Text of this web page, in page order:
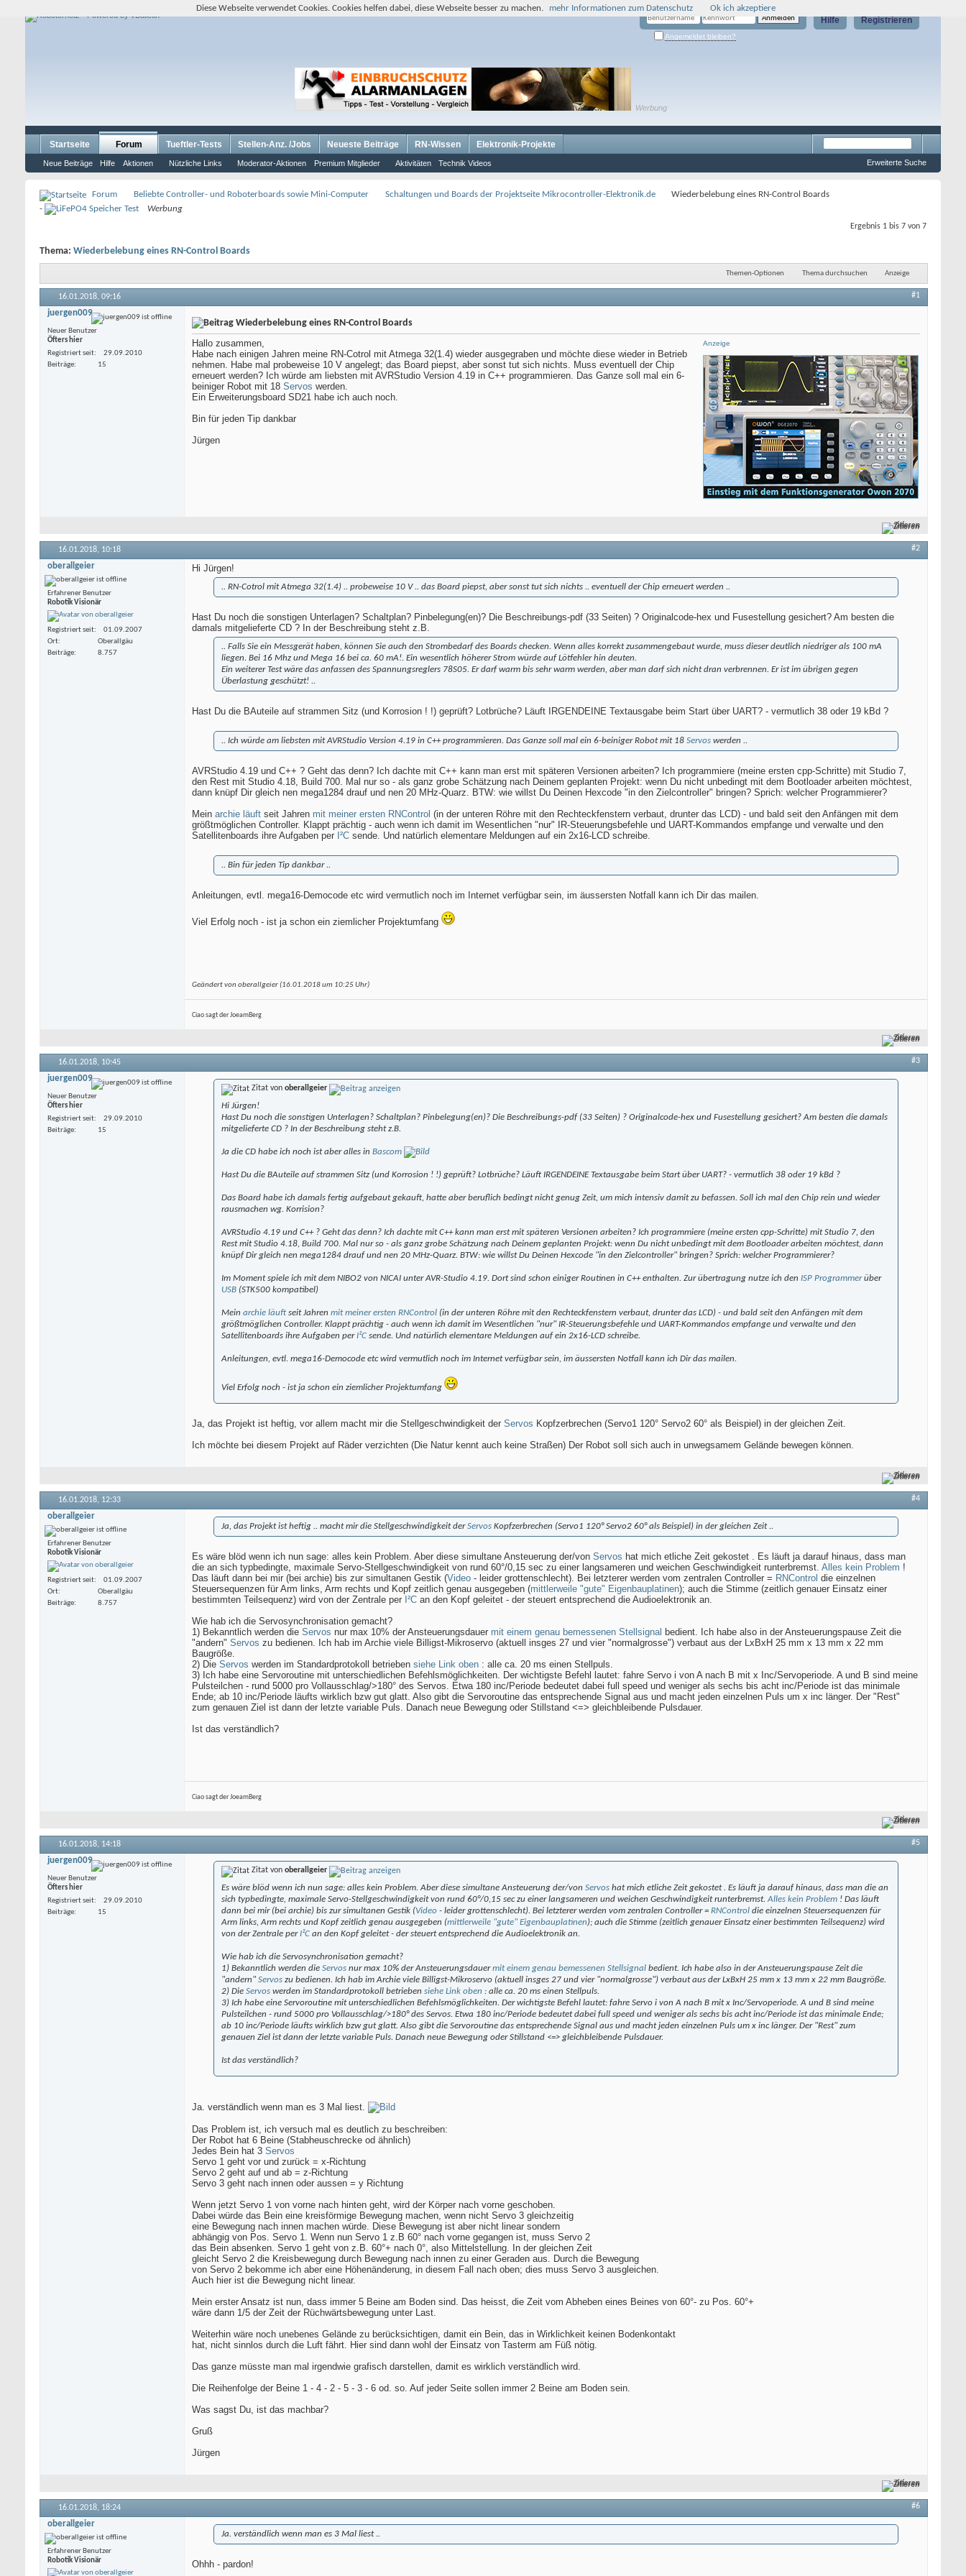
Registrieren
Hilfe
Angemeldet bleiben?
Werbung
Startseite Forum
Neue Beiträge Hilfe Aktionen Nützliche Links Moderator-Aktionen Premium Mitglieder Aktivitäten Technik Videos
Tueftler-Tests Stellen-Anz. /Jobs Neueste Beiträge RN-Wissen Elektronik-Projekte
Erweiterte Suche
Forum Beliebte Controller- und Roboterboards sowie Mini-Computer Schaltungen und Boards der Projektseite Mikrocontroller-Elektronik.de
Wiederbelebung eines RN-Control Boards
-
Werbung
Ergebnis 1 bis 7 von 7
Thema: Wiederbelebung eines RN-Control Boards
Themen-Optionen Thema durchsuchen Anzeige
16.01.2018, 09:16 #1
juergen009
Neuer Benutzer
Öfters hier
Registriert seit
29.09.2010
Beiträge
15
Wiederbelebung eines RN-Control Boards
Anzeige
Hallo zusammen,
Habe nach einigen Jahren meine RN-Cotrol mit Atmega 32(1.4) wieder ausgegraben und möchte diese wieder in Betrieb
nehmen. Habe mal probeweise 10 V angelegt; das Board piepst, aber sonst tut sich nichts. Muss eventuell der Chip
erneuert werden? Ich würde am liebsten mit AVRStudio Version 4.19 in C++ programmieren. Das Ganze soll mal ein 6-
beiniger Robot mit 18 Servos werden.
Ein Erweiterungsboard SD21 habe ich auch noch.
Bin für jeden Tip dankbar
Jürgen
Zitieren
16.01.2018, 10:18 #2
oberallgeier
Erfahrener Benutzer
Robotik Visionär
Registriert seit
01.09.2007
Ort
Oberallgäu
Beiträge
8.757
Hi Jürgen!
.. RN-Cotrol mit Atmega 32(1.4) .. probeweise 10 V .. das Board piepst, aber sonst tut sich nichts .. eventuell der Chip erneuert werden ..
Hast Du noch die sonstigen Unterlagen? Schaltplan? Pinbelegung(en)? Die Beschreibungs-pdf (33 Seiten) ? Originalcode-hex und Fusestellung gesichert? Am besten die
damals mitgelieferte CD ? In der Beschreibung steht z.B.
.. Falls Sie ein Messgerät haben, können Sie auch den Strombedarf des Boards checken. Wenn alles korrekt zusammengebaut wurde, muss dieser deutlich niedriger als 100 mA
liegen. Bei 16 Mhz und Mega 16 bei ca. 60 mA!. Ein wesentlich höherer Strom würde auf Lötfehler hin deuten.
Ein weiterer Test wäre das anfassen des Spannungsreglers 78S05. Er darf warm bis sehr warm werden, aber man darf sich nicht dran verbrennen. Er ist im übrigen gegen
Überlastung geschützt! ..
Hast Du die BAuteile auf strammen Sitz (und Korrosion ! !) geprüft? Lotbrüche? Läuft IRGENDEINE Textausgabe beim Start über UART? - vermutlich 38 oder 19 kBd ?
.. Ich würde am liebsten mit AVRStudio Version 4.19 in C++ programmieren. Das Ganze soll mal ein 6-beiniger Robot mit 18 Servos werden ..
AVRStudio 4.19 und C++ ? Geht das denn? Ich dachte mit C++ kann man erst mit späteren Versionen arbeiten? Ich programmiere (meine ersten cpp-Schritte) mit Studio 7,
den Rest mit Studio 4.18, Build 700. Mal nur so - als ganz grobe Schätzung nach Deinem geplanten Projekt: wenn Du nicht unbedingt mit dem Bootloader arbeiten möchtest,
dann knüpf Dir gleich nen mega1284 drauf und nen 20 MHz-Quarz. BTW: wie willst Du Deinen Hexcode "in den Zielcontroller" bringen? Sprich: welcher Programmierer?
Mein archie läuft seit Jahren mit meiner ersten RNControl (in der unteren Röhre mit den Rechteckfenstern verbaut, drunter das LCD) - und bald seit den Anfängen mit dem
größtmöglichen Controller. Klappt prächtig - auch wenn ich damit im Wesentlichen "nur" IR-Steuerungsbefehle und UART-Kommandos empfange und verwalte und den
Satellitenboards ihre Aufgaben per I²C sende. Und natürlich elementare Meldungen auf ein 2x16-LCD schreibe.
.. Bin für jeden Tip dankbar ..
Anleitungen, evtl. mega16-Democode etc wird vermutlich noch im Internet verfügbar sein, im äussersten Notfall kann ich Dir das mailen.
Viel Erfolg noch - ist ja schon ein ziemlicher Projektumfang
Geändert von oberallgeier (16.01.2018 um 10:25 Uhr)
Ciao sagt der JoeamBerg
Zitieren
16.01.2018, 10:45 #3
juergen009
Neuer Benutzer
Öfters hier
Registriert seit
29.09.2010
Beiträge
15
Zitat von oberallgeier
Hi Jürgen!
Hast Du noch die sonstigen Unterlagen? Schaltplan? Pinbelegung(en)? Die Beschreibungs-pdf (33 Seiten) ? Originalcode-hex und Fusestellung gesichert? Am besten die damals
mitgelieferte CD ? In der Beschreibung steht z.B.
Ja die CD habe ich noch ist aber alles in Bascom
Hast Du die BAuteile auf strammen Sitz (und Korrosion ! !) geprüft? Lotbrüche? Läuft IRGENDEINE Textausgabe beim Start über UART? - vermutlich 38 oder 19 kBd ?
Das Board habe ich damals fertig aufgebaut gekauft, hatte aber beruflich bedingt nicht genug Zeit, um mich intensiv damit zu befassen. Soll ich mal den Chip rein und wieder
rausmachen wg. Korrision?
AVRStudio 4.19 und C++ ? Geht das denn? Ich dachte mit C++ kann man erst mit späteren Versionen arbeiten? Ich programmiere (meine ersten cpp-Schritte) mit Studio 7, den
Rest mit Studio 4.18, Build 700. Mal nur so - als ganz grobe Schätzung nach Deinem geplanten Projekt: wenn Du nicht unbedingt mit dem Bootloader arbeiten möchtest, dann
knüpf Dir gleich nen mega1284 drauf und nen 20 MHz-Quarz. BTW: wie willst Du Deinen Hexcode "in den Zielcontroller" bringen? Sprich: welcher Programmierer?
Im Moment spiele ich mit dem NIBO2 von NICAI unter AVR-Studio 4.19. Dort sind schon einiger Routinen in C++ enthalten. Zur übertragung nutze ich den ISP Programmerüber
USB (STK500 kompatibel)
Mein archie läuft seit Jahren mit meiner ersten RNControl (in der unteren Röhre mit den Rechteckfenstern verbaut, drunter das LCD) - und bald seit den Anfängen mit dem
größtmöglichen Controller. Klappt prächtig - auch wenn ich damit im Wesentlichen "nur" IR-Steuerungsbefehle und UART-Kommandos empfange und verwalte und den
Satellitenboards ihre Aufgaben perI²C sende. Und natürlich elementare Meldungen auf ein 2x16-LCD schreibe.
Anleitungen, evtl. mega16-Democode etc wird vermutlich noch im Internet verfügbar sein, im äussersten Notfall kann ich Dir das mailen.
Viel Erfolg noch - ist ja schon ein ziemlicher Projektumfang
Ja, das Projekt ist heftig, vor allem macht mir die Stellgeschwindigkeit der Servos Kopfzerbrechen (Servo1 120° Servo2 60° als Beispiel) in der gleichen Zeit.
Ich möchte bei diesem Projekt auf Räder verzichten (Die Natur kennt auch keine Straßen) Der Robot soll sich auch in unwegsamem Gelände bewegen können.
Zitieren
16.01.2018, 12:33 #4
oberallgeier
Erfahrener Benutzer
Robotik Visionär
Registriert seit
01.09.2007
Ort
Oberallgäu
Beiträge
8.757
Ja, das Projekt ist heftig .. macht mir die Stellgeschwindigkeit derServos Kopfzerbrechen (Servo1 120° Servo2 60° als Beispiel) in der gleichen Zeit ..
Es wäre blöd wenn ich nun sage: alles kein Problem. Aber diese simultane Ansteuerung der/von Servos hat mich etliche Zeit gekostet . Es läuft ja darauf hinaus, dass man
die an sich typbedingte, maximale Servo-Stellgeschwindigkeit von rund 60°/0,15 sec zu einer langsameren und weichen Geschwindigkeit runterbremst. Alles kein Problem !
Das läuft dann bei mir (bei archie) bis zur simultanen Gestik (Video - leider grottenschlecht). Bei letzterer werden vom zentralen Controller = RNControl die einzelnen
Steuersequenzen für Arm links, Arm rechts und Kopf zeitlich genau ausgegeben (mittlerweile "gute" Eigenbauplatinen); auch die Stimme (zeitlich genauer Einsatz einer
bestimmten Teilsequenz) wird von der Zentrale per I²C an den Kopf geleitet - der steuert entsprechend die Audioelektronik an.
Wie hab ich die Servosynchronisation gemacht?
1) Bekanntlich werden die Servos nur max 10% der Ansteuerungsdauer mit einem genau bemessenen Stellsignal bedient. Ich habe also in der Ansteuerungspause Zeit die
"andern" Servos zu bedienen. Ich hab im Archie viele Billigst-Mikroservo (aktuell insges 27 und vier "normalgrosse") verbaut aus der LxBxH 25 mm x 13 mm x 22 mm
Baugröße.
2) Die Servos werden im Standardprotokoll betrieben siehe Link oben : alle ca. 20 ms einen Stellpuls.
3) Ich habe eine Servoroutine mit unterschiedlichen Befehlsmöglichkeiten. Der wichtigste Befehl lautet: fahre Servo i von A nach B mit x Inc/Servoperiode. A und B sind meine
Pulsteilchen - rund 5000 pro Vollausschlag/>180° des Servos. Etwa 180 inc/Periode bedeutet dabei full speed und weniger als sechs bis acht inc/Periode ist das minimale
Ende; ab 10 inc/Periode läufts wirklich bzw gut glatt. Also gibt die Servoroutine das entsprechende Signal aus und macht jeden einzelnen Puls um x inc länger. Der "Rest"
zum genauen Ziel ist dann der letzte variable Puls. Danach neue Bewegung oder Stillstand <=> gleichbleibende Pulsdauer.
Ist das verständlich?
Ciao sagt der JoeamBerg
Zitieren
16.01.2018, 14:18 #5
juergen009
Neuer Benutzer
Öfters hier
Registriert seit
29.09.2010
Beiträge
15
Zitat von oberallgeier
Es wäre blöd wenn ich nun sage: alles kein Problem. Aber diese simultane Ansteuerung der/von Servos hat mich etliche Zeit gekostet . Es läuft ja darauf hinaus, dass man die an
sich typbedingte, maximale Servo-Stellgeschwindigkeit von rund 60°/0,15 sec zu einer langsameren und weichen Geschwindigkeit runterbremst.Alles kein Problem ! Das läuft
dann bei mir (bei archie) bis zur simultanen Gestik (Video - leider grottenschlecht). Bei letzterer werden vom zentralen Controller = RNControl die einzelnen Steuersequenzen für
Arm links, Arm rechts und Kopf zeitlich genau ausgegeben (mittlerweile "gute" Eigenbauplatinen); auch die Stimme (zeitlich genauer Einsatz einer bestimmten Teilsequenz) wird
von der Zentrale perI²C an den Kopf geleitet - der steuert entsprechend die Audioelektronik an.
Wie hab ich die Servosynchronisation gemacht?
1) Bekanntlich werden die Servos nur max 10% der Ansteuerungsdauermit einem genau bemessenen Stellsignal bedient. Ich habe also in der Ansteuerungspause Zeit die
"andern" Servos zu bedienen. Ich hab im Archie viele Billigst-Mikroservo (aktuell insges 27 und vier "normalgrosse") verbaut aus der LxBxH 25 mm x 13 mm x 22 mm Baugröße.
2) Die Servos werden im Standardprotokoll betrieben siehe Link oben : alle ca. 20 ms einen Stellpuls.
3) Ich habe eine Servoroutine mit unterschiedlichen Befehlsmöglichkeiten. Der wichtigste Befehl lautet: fahre Servo i von A nach B mit x Inc/Servoperiode. A und B sind meine
Pulsteilchen - rund 5000 pro Vollausschlag/>180° des Servos. Etwa 180 inc/Periode bedeutet dabei full speed und weniger als sechs bis acht inc/Periode ist das minimale Ende;
ab 10 inc/Periode läufts wirklich bzw gut glatt. Also gibt die Servoroutine das entsprechende Signal aus und macht jeden einzelnen Puls um x inc länger. Der "Rest" zum
genauen Ziel ist dann der letzte variable Puls. Danach neue Bewegung oder Stillstand <=> gleichbleibende Pulsdauer.
Ist das verständlich?
Ja. verständlich wenn man es 3 Mal liest.
Das Problem ist, ich versuch mal es deutlich zu beschreiben:
Der Robot hat 6 Beine (Stabheuschrecke od ähnlich)
Jedes Bein hat 3 Servos
Servo 1 geht vor und zurück = x-Richtung
Servo 2 geht auf und ab = z-Richtung
Servo 3 geht nach innen oder aussen = y Richtung
Wenn jetzt Servo 1 von vorne nach hinten geht, wird der Körper nach vorne geschoben.
Dabei würde das Bein eine kreisförmige Bewegung machen, wenn nicht Servo 3 gleichzeitig
eine Bewegung nach innen machen würde. Diese Bewegung ist aber nicht linear sondern
abhängig von Pos. Servo 1. Wenn nun Servo 1 z.B 60° nach vorne gegangen ist, muss Servo 2
das Bein absenken. Servo 1 geht von z.B. 60°+ nach 0°, also Mittelstellung. In der gleichen Zeit
gleicht Servo 2 die Kreisbewegung durch Bewegung nach innen zu einer Geraden aus. Durch die Bewegung
von Servo 2 bekomme ich aber eine Höhenänderung, in diesem Fall nach oben; dies muss Servo 3 ausgleichen.
Auch hier ist die Bewegung nicht linear.
Mein erster Ansatz ist nun, dass immer 5 Beine am Boden sind. Das heisst, die Zeit vom Abheben eines Beines von 60°- zu Pos. 60°+
wäre dann 1/5 der Zeit der Rüchwärtsbewegung unter Last.
Weiterhin wäre noch unebenes Gelände zu berücksichtigen, damit ein Bein, das in Wirklichkeit keinen Bodenkontakt
hat, nicht sinnlos durch die Luft fährt. Hier sind dann wohl der Einsatz von Tasterm am Füß nötig.
Das ganze müsste man mal irgendwie grafisch darstellen, damit es wirklich verständlich wird.
Die Reihenfolge der Beine 1 - 4 - 2 - 5 - 3 - 6 od. so. Auf jeder Seite sollen immer 2 Beine am Boden sein.
Was sagst Du, ist das machbar?
Gruß
Jürgen
Zitieren
16.01.2018, 18:24 #6
oberallgeier
Erfahrener Benutzer
Robotik Visionär
Ja. verständlich wenn man es 3 Mal liest ..
Ohhh - pardon!
Diese Webseite verwendet Cookies. Cookies helfen dabei, diese Webseite besser zu machen. mehr Informationen zum Datenschutz Ok ich akzeptiere